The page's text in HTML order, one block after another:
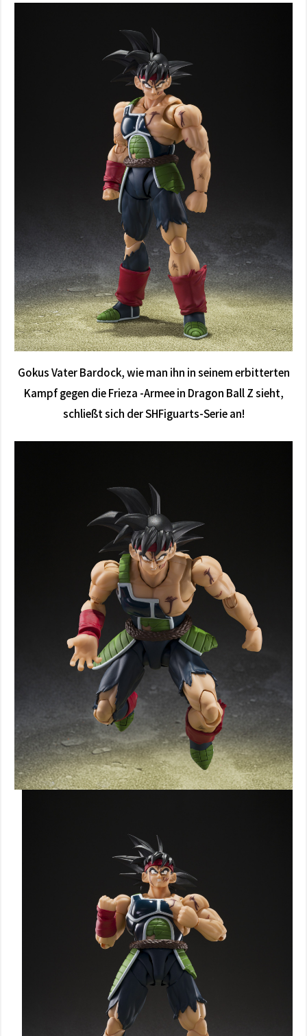
Gokus Vater Bardock, wie man ihn in seinem erbitterten
Kampf gegen die Frieza -Armee in Dragon Ball Z sieht,
schließt sich der SHFiguarts-Serie an!